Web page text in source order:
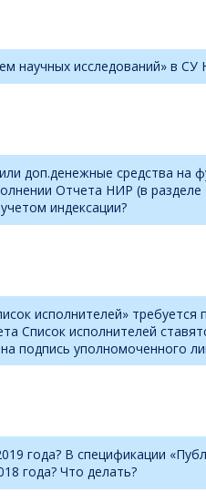
научных исследований» в
доп.денежные средства
Отчета НИР (в
индексации?
исполнителей»
Список исполнителей
подпись уполномоченного
года? В спецификации
года? Что делать?